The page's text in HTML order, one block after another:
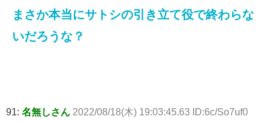
まさか本当にサトシの引き立て役で終わらな
いだろうな？
91: 名無しさん 2022/08/18(木) 19:03:45.63 ID:6c/So7uf0